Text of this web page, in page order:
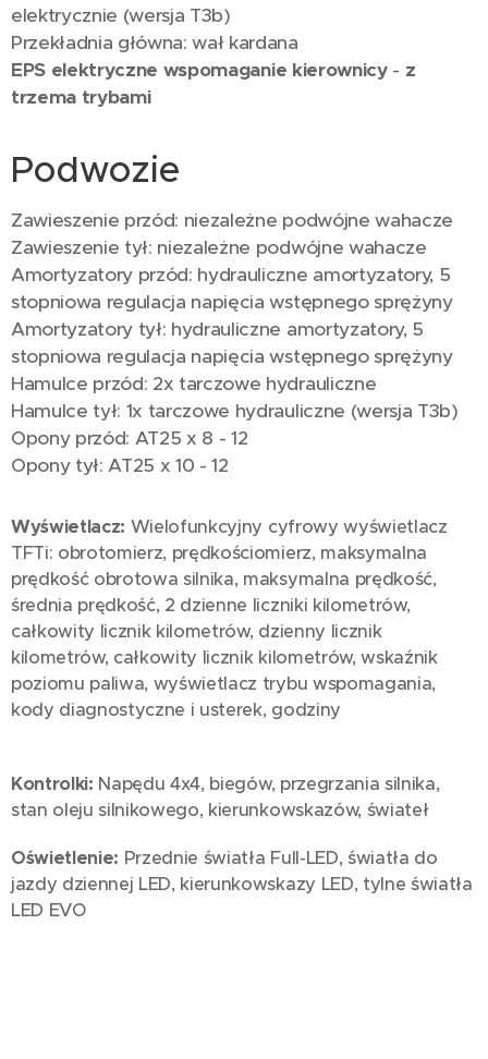
elektrycznie (wersja T3b)
Przekładnia główna: wał kardana
EPS elektryczne wspomaganie kierownicy- z
trzema trybami
Podwozie
Zawieszenie przód: niezależne podwójne wahacze
Zawieszenie tył: niezależne podwójne wahacze
Amortyzatory przód: hydrauliczne amortyzatory, 5
stopniowa regulacja napięcia wstępnego sprężyny
Amortyzatory tył: hydrauliczne amortyzatory, 5
stopniowa regulacja napięcia wstępnego sprężyny
Hamulce przód: 2x tarczowe hydrauliczne
Hamulce tył: 1x tarczowe hydrauliczne (wersja T3b)
Opony przód: AT25 x 8 - 12
Opony tył: AT25 x 10 - 12
Wyświetlacz: Wielofunkcyjny cyfrowy wyświetlacz
TFTi: obrotomierz, prędkościomierz, maksymalna
prędkość obrotowa silnika, maksymalna prędkość,
średnia prędkość, 2 dzienne liczniki kilometrów,
całkowity licznik kilometrów, dzienny licznik
kilometrów, całkowity licznik kilometrów, wskaźnik
poziomu paliwa, wyświetlacz trybu wspomagania,
kody diagnostyczne i usterek, godziny
Kontrolki: Napędu 4x4, biegów, przegrzania silnika,
stan oleju silnikowego, kierunkowskazów, świateł
Oświetlenie: Przednie światła Full-LED, światła do
jazdy dziennej LED, kierunkowskazy LED, tylne światła
LED EVO